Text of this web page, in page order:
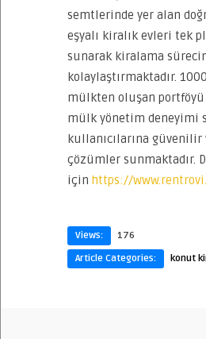
semtlerinde yer alan
eşyalı kiralık evleri tek
sunarak kiralama
kolaylaştırmaktadır.
mülkten oluşan
mülk yönetim deneyimi
kullanıcılarına güvenilir
çözümler sunmaktadır.
için https://
Views:
176
Article Categories:
konut